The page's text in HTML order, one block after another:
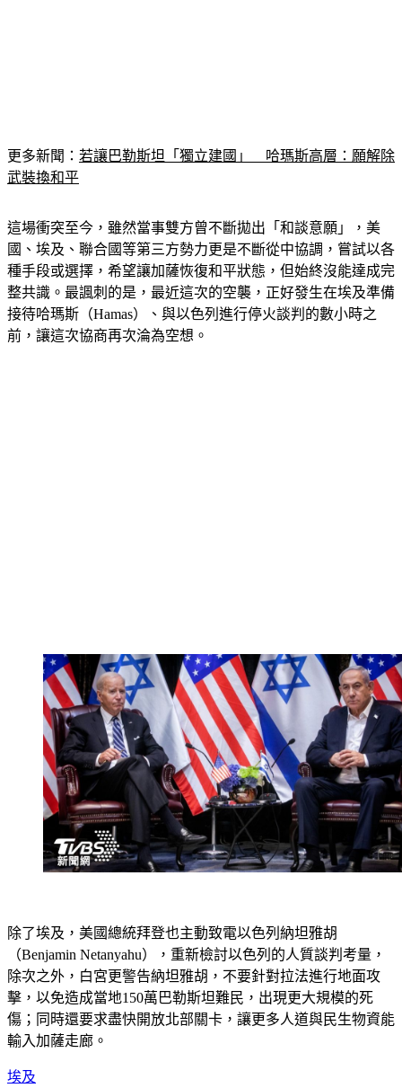
武裝換和平
國、埃及、聯合國等第三方勢力更是不斷從中協調，嘗試以各
種手段或選擇，希望讓加薩恢復和平狀態，但始終沒能達成完
整共識。最諷刺的是，最近這次的空襲，正好發生在埃及準備
接待哈瑪斯（Hamas）、與以色列進行停火談判的數小時之
前，讓這次協商再次淪為空想。
（Benjamin Netanyahu），重新檢討以色列的人質談判考量，
除次之外，白宮更警告納坦雅胡，不要針對拉法進行地面攻
擊，以免造成當地150萬巴勒斯坦難民，出現更大規模的死
傷；同時還要求盡快開放北部關卡，讓更多人道與民生物資能
輸入加薩走廊。
拜登